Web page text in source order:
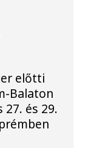
előtti
Balaton
és 29.